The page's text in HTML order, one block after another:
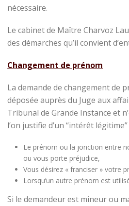
nécessaire.
Le cabinet de Maître Charvoz
des démarches qu’il convient
Changement de prénom
La demande de changement de
déposée auprès du Juge aux
Tribunal de Grande Instance et
l’on justifie d’un “intérêt
Le prénom ou la jonction entre
ou vous porte préjudice,
Vous désirez « franciser » votre
Lorsqu’un autre prénom est
Si le demandeur est mineur ou